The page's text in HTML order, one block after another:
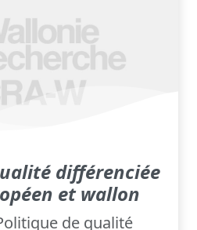
différenciée
et wallon
de qualité